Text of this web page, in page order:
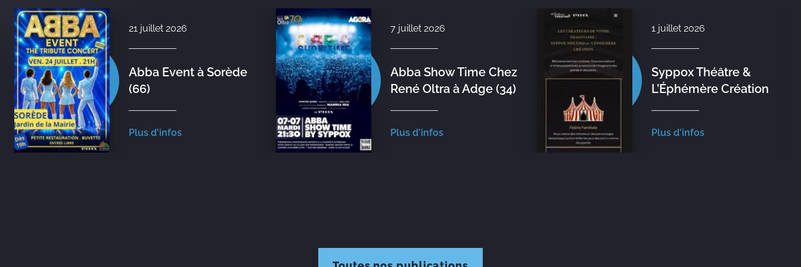
21 juillet 2026
Abba Event à Sorède
(66)
Plus d'infos
7 juillet 2026
Abba Show Time Chez
René Oltra à Adge (34)
Plus d'infos
1 juillet 2026
Syppox Théâtre &
L’Éphémère Création
Plus d'infos